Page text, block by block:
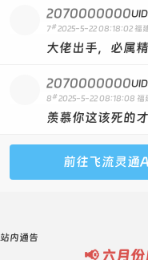
2070000000
7# 2025-5-22 08:18:02 福
大佬出手，必属精
2070000000
8 # 2025-5-22 08:18:08 福
羡慕你这该死的才
前往飞流灵通
站内通告
📢 六月